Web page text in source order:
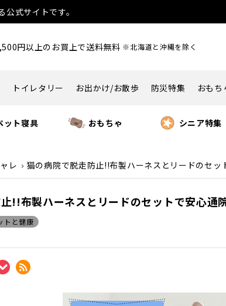
式サイトです。
円以上のお買上で送料無料 ※北海道と沖縄を除く
トイレタリー お出かけ/お散歩 防災特集 おもち
ット寝具 おもちゃ シニア特集
レ 猫の病院で脱走防止!!布製ハーネスとリードのセッ
!!布製ハーネスとリードのセットで安心通
トと健康